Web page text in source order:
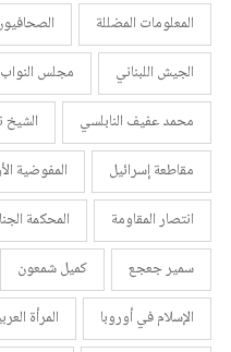
المعلومات المضللة
الجيش اللبناني
مجلس النواب
محمد عفيف النابلسي
الشيخ
مقاطعة إسرائيل
المفوضية
انتصار المقاومة
المحكمة
سمير جعجع
كميل شمعون
الإسلام في أوروبا
المرأة